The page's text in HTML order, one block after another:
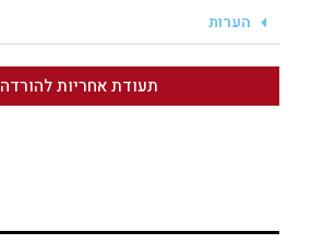
הערות
תעודת אחריות להורדה